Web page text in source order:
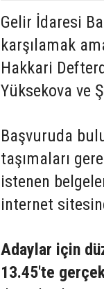
Gelir İdaresi
karşılamak
Hakkari
Yüksekova ve
Başvuruda
taşımaları
istenen
internet
Adaylar için
13.45'te